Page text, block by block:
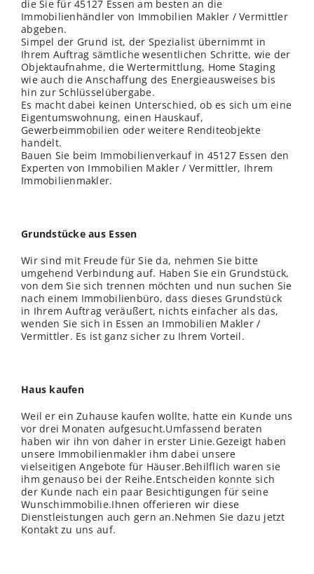
die Sie für 45127 Essen am besten an die
Immobilienhändler von Immobilien Makler / Vermittler
abgeben.
Simpel der Grund ist, der Spezialist übernimmt in
Ihrem Auftrag sämtliche wesentlichen Schritte, wie der
Objektaufnahme, die Wertermittlung, Home Staging
wie auch die Anschaffung des Energieausweises bis
hin zur Schlüsselübergabe.
Es macht dabei keinen Unterschied, ob es sich um eine
Eigentumswohnung, einen Hauskauf,
Gewerbeimmobilien oder weitere Renditeobjekte
handelt.
Bauen Sie beim Immobilienverkauf in 45127 Essen den
Experten von Immobilien Makler / Vermittler, Ihrem
Immobilienmakler.
Grundstücke aus Essen
Wir sind mit Freude für Sie da, nehmen Sie bitte
umgehend Verbindung auf. Haben Sie ein Grundstück,
von dem Sie sich trennen möchten und nun suchen Sie
nach einem Immobilienbüro, dass dieses Grundstück
in Ihrem Auftrag veräußert, nichts einfacher als das,
wenden Sie sich in Essen an Immobilien Makler /
Vermittler. Es ist ganz sicher zu Ihrem Vorteil.
Haus kaufen
Weil er ein Zuhause kaufen wollte, hatte ein Kunde uns
vor drei Monaten aufgesucht.Umfassend beraten
haben wir ihn von daher in erster Linie.Gezeigt haben
unsere Immobilienmakler ihm dabei unsere
vielseitigen Angebote für Häuser.Behilflich waren sie
ihm genauso bei der Reihe.Entscheiden konnte sich
der Kunde nach ein paar Besichtigungen für seine
Wunschimmobilie.Ihnen offerieren wir diese
Dienstleistungen auch gern an.Nehmen Sie dazu jetzt
Kontakt zu uns auf.